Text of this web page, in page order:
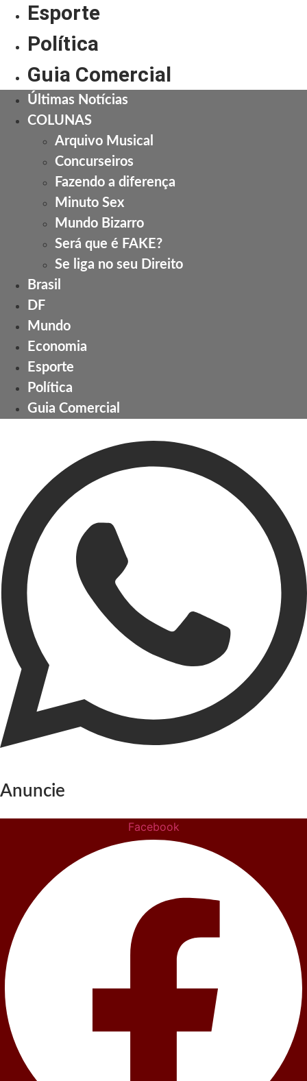
Esporte
Política
Guia Comercial
Últimas Notícias
COLUNAS
Arquivo Musical
Concurseiros
Fazendo a diferença
Minuto Sex
Mundo Bizarro
Será que é FAKE?
Se liga no seu Direito
Brasil
DF
Mundo
Economia
Esporte
Política
Guia Comercial
Anuncie
Facebook